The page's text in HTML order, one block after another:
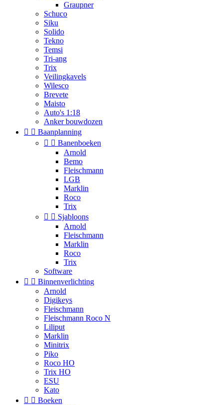
Graupner
Schuco
Siku
Solido
Tekno
Temsi
Tri-ang
Trix
Veilingkavels
Wilesco
Brevete
Maisto
Auto's 1:18
Anker bouwdozen
  Baanplanning
  Banenboeken
Arnold
Bemo
Fleischmann
LGB
Marklin
Roco
Trix
  Sjabloons
Arnold
Fleischmann
Marklin
Roco
Trix
Software
  Binnenverlichting
Arnold
Digikeys
Fleischmann
Fleischmann Roco N
Liliput
Marklin
Minitrix
Piko
Roco HO
Trix HO
ESU
Kato
  Boeken